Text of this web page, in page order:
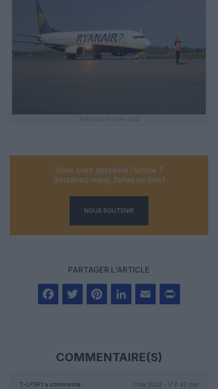
©Aéroport Dole-Jura
Vous avez apprécié l’article ?
Soutenez-nous, faites un don !
NOUS SOUTENIR
PARTAGER L'ARTICLE
COMMENTAIRE(S)
T-LFSP1 a commenté :
1 mai 2023 - 17 h 42 min